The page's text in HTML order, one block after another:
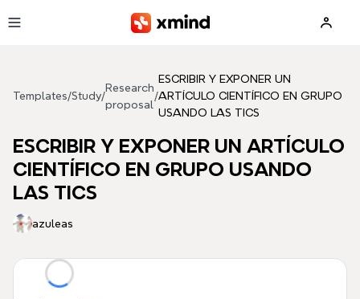
Templates/Study/
Research
proposal
/
ESCRIBIR Y EXPONER UN
ARTÍCULO CIENTÍFICO EN GRUPO
USANDO LAS TICS
ESCRIBIR Y EXPONER UN ARTÍCULO
CIENTÍFICO EN GRUPO USANDO
LAS TICS
azuleas